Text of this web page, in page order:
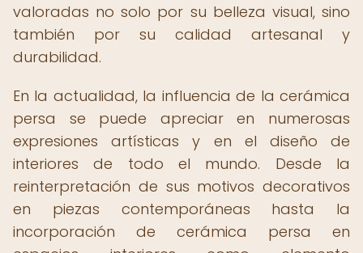
valoradas no solo por su belleza visual, sino
también por su calidad artesanal y
durabilidad.
En la actualidad, la influencia de la cerámica
persa se puede apreciar en numerosas
expresiones artísticas y en el diseño de
interiores de todo el mundo. Desde la
reinterpretación de sus motivos decorativos
en piezas contemporáneas hasta la
incorporación de cerámica persa en